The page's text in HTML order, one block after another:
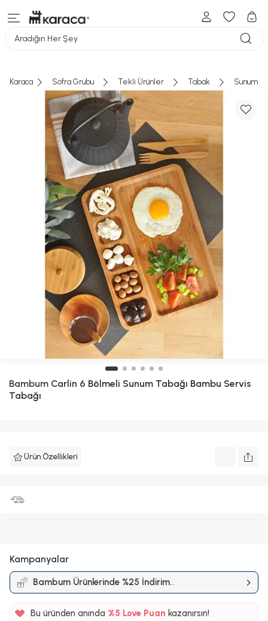
Aradığın Her Şey
Karaca Sofra Grubu Tekli Ürünler Tabak Sunum
Bambum Carlin 6 Bölmeli Sunum Tabağı Bambu Servis
Tabağı
Ürün Özellikleri
Kampanyalar
Bambum Ürünlerinde %25 İndirim
Kampanyası
Bu üründen anında %5 Love Puan kazanırsın!